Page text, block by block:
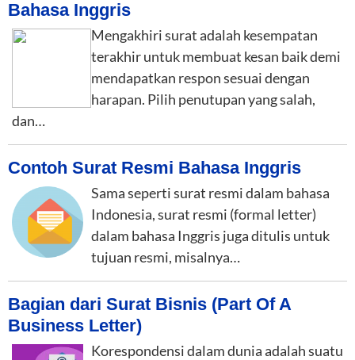
Bahasa Inggris
Mengakhiri surat adalah kesempatan
terakhir untuk membuat kesan baik demi
mendapatkan respon sesuai dengan
harapan. Pilih penutupan yang salah,
dan…
Contoh Surat Resmi Bahasa Inggris
Sama seperti surat resmi dalam bahasa
Indonesia, surat resmi (formal letter)
dalam bahasa Inggris juga ditulis untuk
tujuan resmi, misalnya…
Bagian dari Surat Bisnis (Part Of A
Business Letter)
Korespondensi dalam dunia adalah suatu